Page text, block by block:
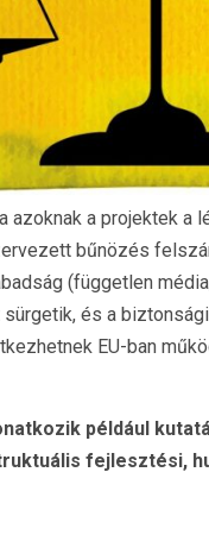
azoknak a projektek a
bűnözés
(független
és a
EU-ban
például
fejlesztési,